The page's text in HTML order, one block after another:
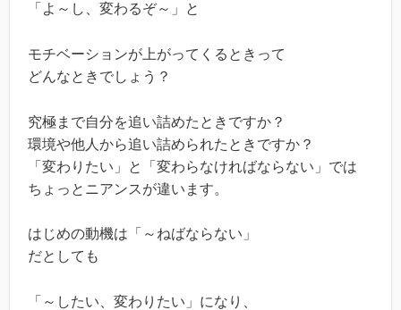
「よ～し、変わるぞ～」と
モチベーションが上がってくるときって
どんなときでしょう？
究極まで自分を追い詰めたときですか？
環境や他人から追い詰められたときですか？
「変わりたい」と「変わらなければならない」では
ちょっとニアンスが違います。
はじめの動機は「～ねばならない」
だとしても
「～したい、変わりたい」になり、